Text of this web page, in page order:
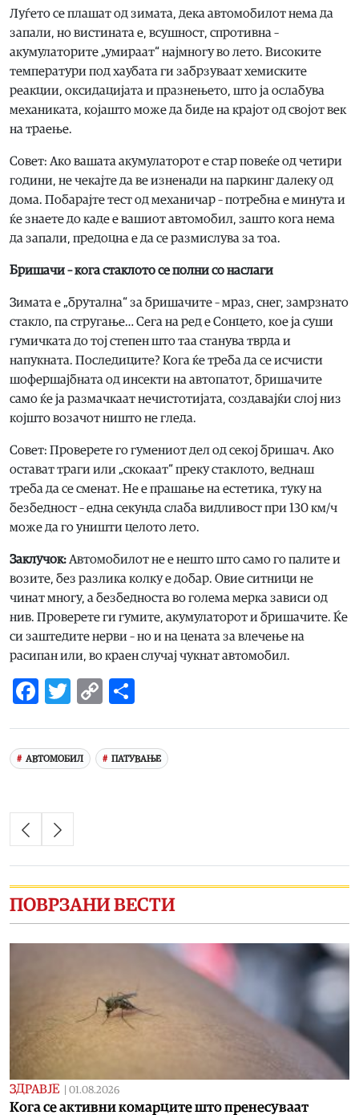
Луѓето се плашат од зимата, дека автомобилот нема да
запали, но вистината е, всушност, спротивна –
акумулаторите „умираат“ најмногу во лето. Високите
температури под хаубата ги забрзуваат хемиските
реакции, оксидацијата и празнењето, што ја ослабува
механиката, којашто може да биде на крајот од својот век
на траење.
Совет: Ако вашата акумулаторот е стар повеќе од четири
години, не чекајте да ве изненади на паркинг далеку од
дома. Побарајте тест од механичар – потребна е минута и
ќе знаете до каде е вашиот автомобил, зашто кога нема
да запали, предоцна е да се размислува за тоа.
Бришачи – кога стаклото се полни со наслаги
Зимата е „брутална“ за бришачите – мраз, снег, замрзнато
стакло, па стругање… Сега на ред е Сонцето, кое ја суши
гумичката до тој степен што таа станува тврда и
напукната. Последиците? Кога ќе треба да се исчисти
шофершајбната од инсекти на автопатот, бришачите
само ќе ја размачкаат нечистотијата, создавајќи слој низ
којшто возачот ништо не гледа.
Совет: Проверете го гумениот дел од секој бришач. Ако
остават траги или „скокаат“ преку стаклото, веднаш
треба да се сменат. Не е прашање на естетика, туку на
безбедност – една секунда слаба видливост при 130 км/ч
може да го уништи целото лето.
Заклучок: Автомобилот не е нешто што само го палите и
возите, без разлика колку е добар. Овие ситници не
чинат многу, а безбедноста во голема мерка зависи од
нив. Проверете ги гумите, акумулаторот и бришачите. Ќе
си заштедите нерви – но и на цената за влечење на
расипан или, во краен случај чукнат автомобил.
Facebook
Twitter
Copy
АВТОМОБИЛ ПАТУВАЊЕ
ПОВРЗАНИ ВЕСТИ
ЗДРАВЈЕ 01.08.2026
Кога се активни комарците што пренесуваат